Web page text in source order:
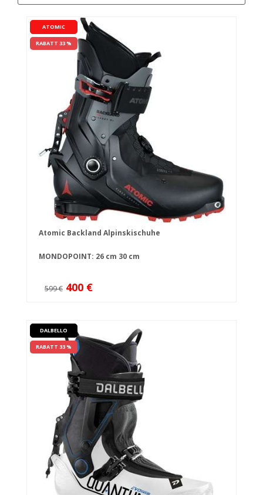
ATOMIC
RABATT 33 %
Atomic Backland Alpinskischuhe
MONDOPOINT: 26 cm 30 cm
599 € 400 €
DALBELLO
RABATT 33 %